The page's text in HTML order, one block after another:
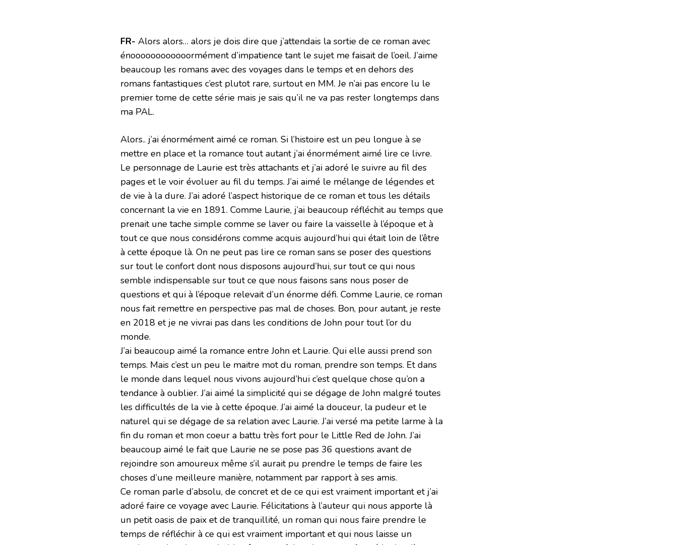
FR- Alors alors… alors je dois dire que j’attendais la sortie de ce roman avec
énoooooooooooormément d’impatience tant le sujet me faisait de l’oeil. J’aime
beaucoup les romans avec des voyages dans le temps et en dehors des
romans fantastiques c’est plutot rare, surtout en MM. Je n’ai pas encore lu le
premier tome de cette série mais je sais qu’il ne va pas rester longtemps dans
ma PAL.
Alors.. j’ai énormément aimé ce roman. Si l’histoire est un peu longue à se
mettre en place et la romance tout autant j’ai énormément aimé lire ce livre.
Le personnage de Laurie est très attachants et j’ai adoré le suivre au fil des
pages et le voir évoluer au fil du temps. J’ai aimé le mélange de légendes et
de vie à la dure. J’ai adoré l’aspect historique de ce roman et tous les détails
concernant la vie en 1891. Comme Laurie, j’ai beaucoup réfléchit au temps que
prenait une tache simple comme se laver ou faire la vaisselle à l’époque et à
tout ce que nous considérons comme acquis aujourd’hui qui était loin de l’être
à cette époque là. On ne peut pas lire ce roman sans se poser des questions
sur tout le confort dont nous disposons aujourd’hui, sur tout ce qui nous
semble indispensable sur tout ce que nous faisons sans nous poser de
questions et qui à l’époque relevait d’un énorme défi. Comme Laurie, ce roman
nous fait remettre en perspective pas mal de choses. Bon, pour autant, je reste
en 2018 et je ne vivrai pas dans les conditions de John pour tout l’or du
monde.
J’ai beaucoup aimé la romance entre John et Laurie. Qui elle aussi prend son
temps. Mais c’est un peu le maitre mot du roman, prendre son temps. Et dans
le monde dans lequel nous vivons aujourd’hui c’est quelque chose qu’on a
tendance à oublier. J’ai aimé la simplicité qui se dégage de John malgré toutes
les difficultés de la vie à cette époque. J’ai aimé la douceur, la pudeur et le
naturel qui se dégage de sa relation avec Laurie. J’ai versé ma petite larme à la
fin du roman et mon coeur a battu très fort pour le Little Red de John. J’ai
beaucoup aimé le fait que Laurie ne se pose pas 36 questions avant de
rejoindre son amoureux même s’il aurait pu prendre le temps de faire les
choses d’une meilleure manière, notamment par rapport à ses amis.
Ce roman parle d’absolu, de concret et de ce qui est vraiment important et j’ai
adoré faire ce voyage avec Laurie. Félicitations à l’auteur qui nous apporte là
un petit oasis de paix et de tranquillité, un roman qui nous faire prendre le
temps de réfléchir à ce qui est vraiment important et qui nous laisse un